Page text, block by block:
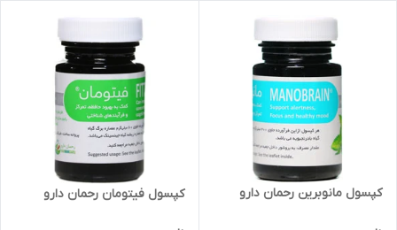
کپسول مانوبرین رحمان دارو کپسول فیتومان رحمان دارو